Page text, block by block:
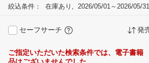
絞込条件： 在庫あり 2026/05/01～2026/05/31
セーフサーチ 発
ご指定いただいた検索条件では、電子書